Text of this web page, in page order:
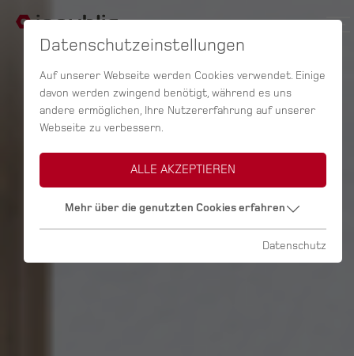
Datenschutzeinstellungen
Auf unserer Webseite werden Cookies verwendet. Einige
davon werden zwingend benötigt, während es uns
andere ermöglichen, Ihre Nutzererfahrung auf unserer
Webseite zu verbessern.
ALLE AKZEPTIEREN
Mehr über die genutzten Cookies erfahren
Datenschutz